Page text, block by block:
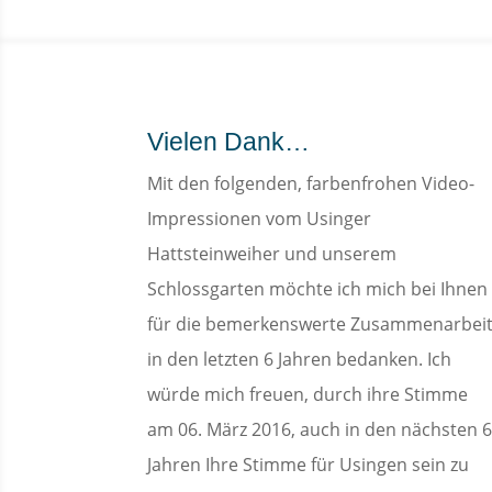
Vielen Dank…
Mit den folgenden, farbenfrohen Video-
Impressionen vom Usinger
Hattsteinweiher und unserem
Schlossgarten möchte ich mich bei Ihnen
für die bemerkenswerte
in den letzten 6 Jahren bedanken. Ich
würde mich freuen, durch ihre Stimme
am 06. März 2016, auch in den nächsten 6
Jahren Ihre Stimme für Usingen sein zu